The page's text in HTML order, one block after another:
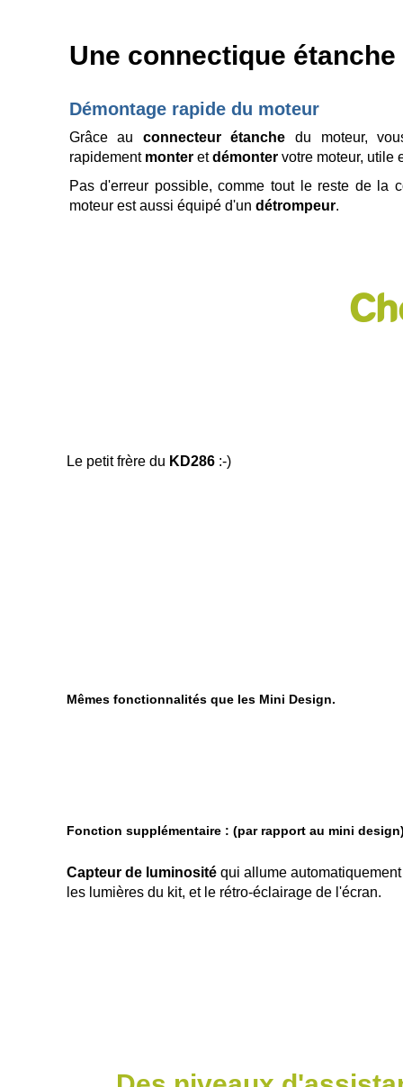
Une connectique
Démontage rapide du moteur
Grâce au connecteur étanche du moteur,
rapidement monteretdémontervotre moteur, utile
Pas d'erreur possible, comme tout le reste de la
moteur est aussi équipé d'un détrompeur.
Le petit frère du KD286 :-)
Mêmes fonctionnalités que les Mini Design.
Fonction supplémentaire : (par rapport au mini design)
Capteur de luminosité qui allume automatiquement
les lumières du kit, et le rétro-éclairage de l'écran.